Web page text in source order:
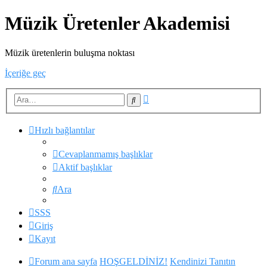
Müzik Üretenler Akademisi
Müzik üretenlerin buluşma noktası
İçeriğe geç
Ara
Hızlı bağlantılar
Cevaplanmamış başlıklar
Aktif başlıklar
Ara
SSS
Giriş
Kayıt
Forum ana sayfa HOŞGELDİNİZ! Kendinizi Tanıtın